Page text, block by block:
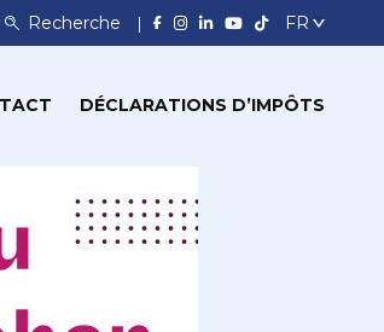
Recherche
DÉCLARATIONS D’IMPÔTS